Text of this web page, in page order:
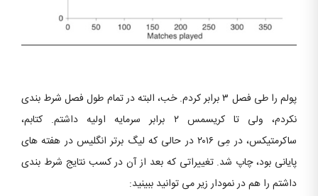
پولم را طی فصل ۳ برابر کردم. خب، البته در تمام طول فصل شرط بندی
نکردم، ولی تا کریسمس ۲ برابر سرمایه اولیه داشتم. کتابم،
ساکرمتیکس، در مِی ۲۰۱۶ در حالی که لیگ برتر انگلیس در هفته های
پایانی بود، چاپ شد. تغییراتی که بعد از آن در کسب نتایج شرط بندی
داشتم را هم در نمودار زیر می توانید ببینید: